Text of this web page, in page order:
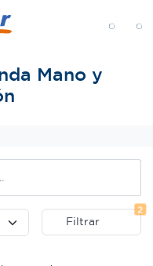
Mano y
Filtrar
2